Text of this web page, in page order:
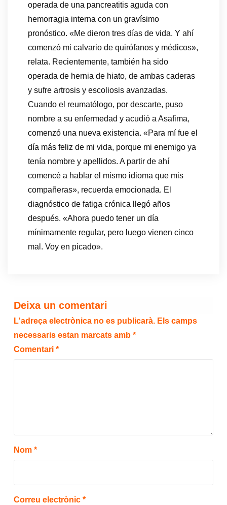
operada de una pancreatitis aguda con
hemorragia interna con un gravísimo
pronóstico. «Me dieron tres días de vida. Y ahí
comenzó mi calvario de quirófanos y médicos»,
relata. Recientemente, también ha sido
operada de hernia de hiato, de ambas caderas
y sufre artrosis y escoliosis avanzadas.
Cuando el reumatólogo, por descarte, puso
nombre a su enfermedad y acudió a Asafima,
comenzó una nueva existencia. «Para mí fue el
día más feliz de mi vida, porque mi enemigo ya
tenía nombre y apellidos. A partir de ahí
comencé a hablar el mismo idioma que mis
compañeras», recuerda emocionada. El
diagnóstico de fatiga crónica llegó años
después. «Ahora puedo tener un día
mínimamente regular, pero luego vienen cinco
mal. Voy en picado».
Deixa un comentari
L'adreça electrònica no es publicarà. Els camps
necessaris estan marcats amb *
Comentari *
Nom *
Correu electrònic *